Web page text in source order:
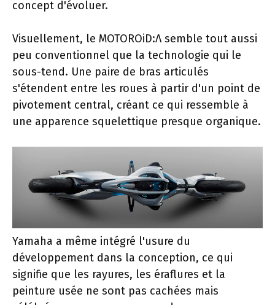
concept d'évoluer.
Visuellement, le MOTOROiD:Λ semble tout aussi
peu conventionnel que la technologie qui le
sous-tend. Une paire de bras articulés
s'étendent entre les roues à partir d'un point de
pivotement central, créant ce qui ressemble à
une apparence squelettique presque organique.
Yamaha a même intégré l'usure du
développement dans la conception, ce qui
signifie que les rayures, les éraflures et la
peinture usée ne sont pas cachées mais